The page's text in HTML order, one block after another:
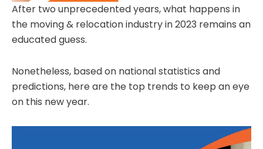
After two unprecedented years, what happens in
the moving & relocation industry in 2023 remains an
educated guess.
Nonetheless, based on national statistics and
predictions, here are the top trends to keep an eye
on this new year.